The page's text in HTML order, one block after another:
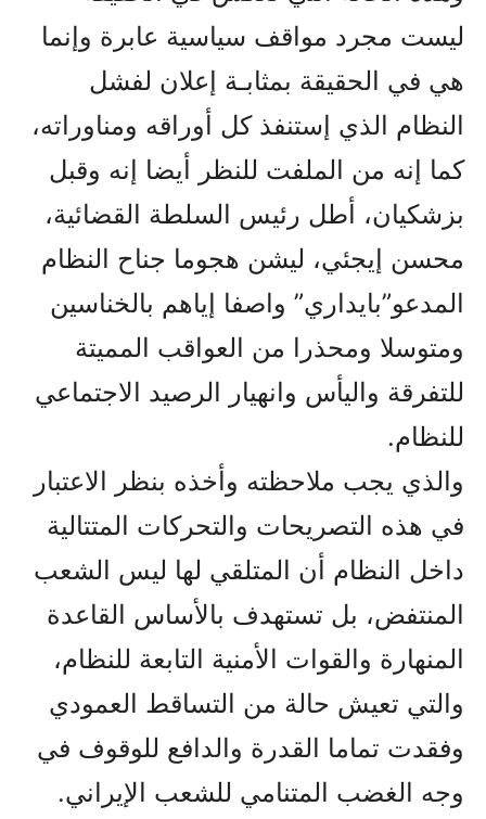
ليست مجرد مواقف سياسية عابرة وإنما
هي في الحقيقة بمثابـة إعلان لفشل
النظام الذي إستنفذ کل أوراقه ومناوراته،
کما إنه من الملفت للنظر أيضا إنه وقبل
بزشکيان، أطل رئيس السلطة القضائية،
محسن إيجئي، ليشن هجوما جناح النظام
المدعو”بايداري” واصفا إياهم بالخناسين
ومتوسلا ومحذرا من العواقب المميتة
للتفرقة واليأس وانهيار الرصيد الاجتماعي
للنظام.
والذي يجب ملاحظته وأخذه بنظر الاعتبار
في هذه التصريحات والتحرکات المتتالية
داخل النظام أن المتلقي لها ليس الشعب
المنتفض، بل تستهدف بالأساس القاعدة
المنهارة والقوات الأمنية التابعة للنظام،
والتي تعيش حالة من التساقط العمودي
وفقدت تماما القدرة والدافع للوقوف في
وجه الغضب المتنامي للشعب الإيراني.